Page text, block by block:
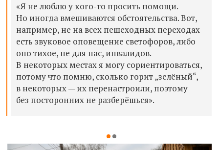
«Я не люблю у кого-то просить помощи.
Но иногда вмешиваются обстоятельства. Вот,
например, не на всех пешеходных переходах
есть звуковое оповещение светофоров, либо
оно тихое, не для нас, инвалидов.
В некоторых местах я могу сориентироваться,
потому что помню, сколько горит „зелёный“,
в некоторых — их перенастроили, поэтому
без посторонних не разберёшься».